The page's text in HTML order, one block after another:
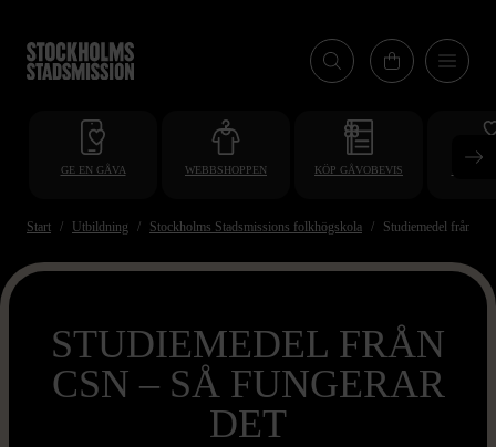
till
huvudinnehåll
GE EN GÅVA WEBBSHOPPEN KÖP GÅVOBEVIS
Start Utbildning Stockholms Stadsmissions folkhögskola Studiemedel från
STUDIEMEDEL FRÅN
CSN – SÅ FUNGERAR
DET